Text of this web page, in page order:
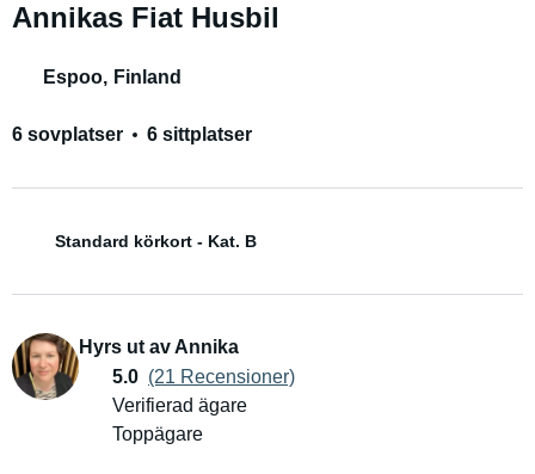
Annikas Fiat Husbil
Espoo, Finland
6 sovplatser 6 sittplatser
Standard körkort - Kat. B
Hyrs ut av Annika
5.0 (21 Recensioner)
Verifierad ägare
Toppägare